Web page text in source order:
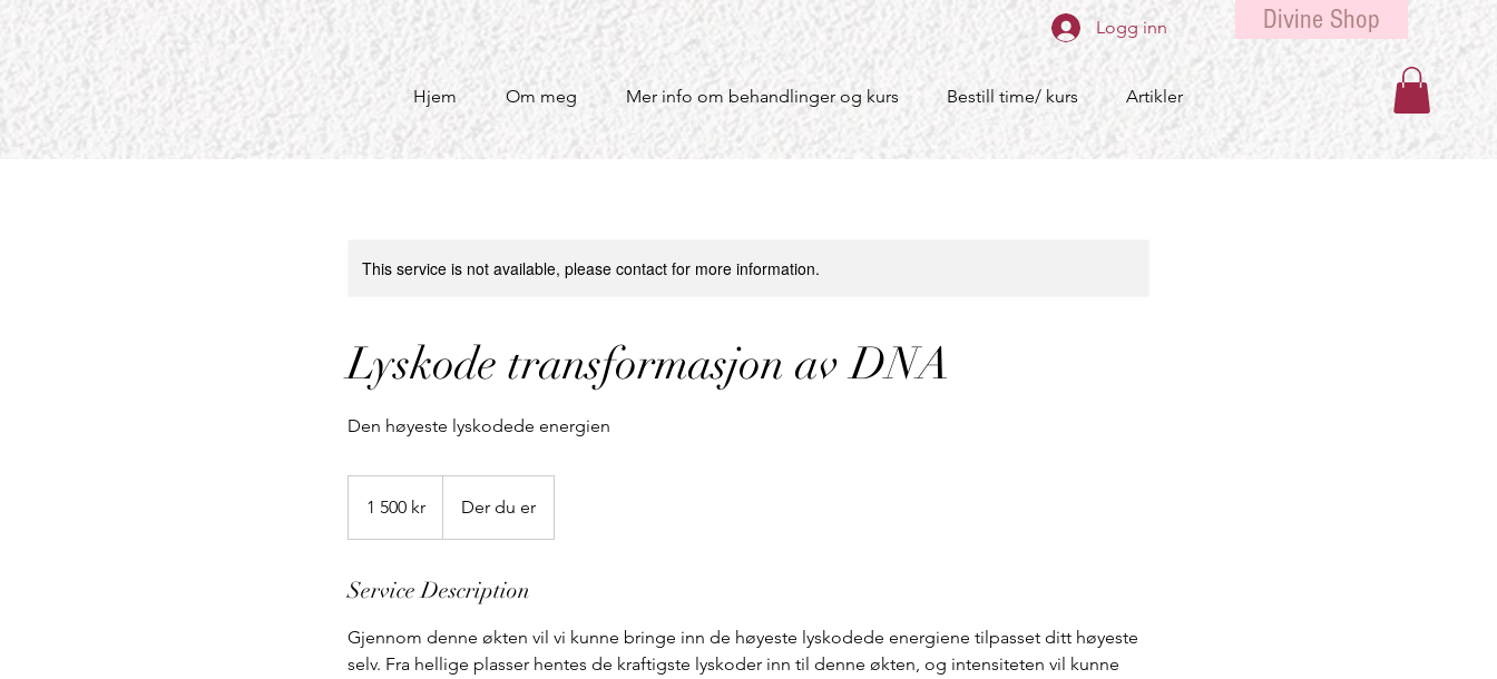
Divine Shop
Logg inn
Hjem Om meg Mer info om behandlinger og kurs Bestill time/ kurs Artikler
This service is not available, please contact for more information.
Lyskode transformasjon av DNA
Den høyeste lyskodede energien
kroner1 500 kr Der du er
Service Description
Gjennom denne økten vil vi kunne bringe inn de høyeste lyskodede energiene tilpasset ditt høyeste
selv. Fra hellige plasser hentes de kraftigste lyskoder inn til denne økten, og intensiteten vil kunne